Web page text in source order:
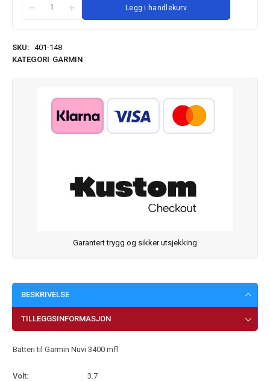
Legg i handlekurv
SKU: 401-148
KATEGORI GARMIN
Garantert trygg og sikker utsjekking
BESKRIVELSE
TILLEGGSINFORMASJON
Batteri til Garmin Nuvi 3400 mfl
Volt:
3.7